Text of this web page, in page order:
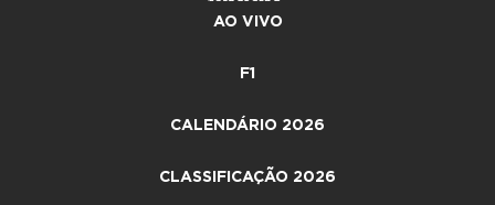
AO VIVO
F1
CALENDÁRIO 2026
CLASSIFICAÇÃO 2026